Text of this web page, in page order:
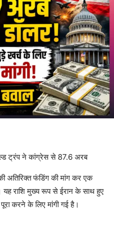
ट्रंप ने कांग्रेस से 87.6 अरब
अतिरिक्त फंडिंग की मांग कर एक
यह राशि मुख्य रूप से ईरान के साथ हुए
करने के लिए मांगी गई है।